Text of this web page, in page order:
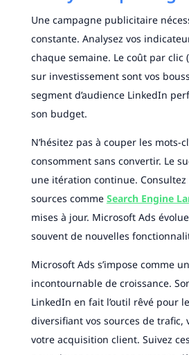
Une campagne publicitaire
constante. Analysez vos
chaque semaine. Le coût par clic
sur investissement sont vos
segment d’audience LinkedIn
son budget.
N’hésitez pas à couper les mots-
consomment sans convertir. Le
une itération continue.
sources comme Search Engine
mises à jour. Microsoft Ads
souvent de nouvelles
Microsoft Ads s’impose comme
incontournable de croissance.
LinkedIn en fait l’outil rêvé pour
diversifiant vos sources de trafic,
votre acquisition client. Suivez